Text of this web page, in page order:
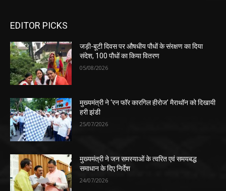
EDITOR PICKS
जड़ी-बूटी दिवस पर औषधीय पौधों के संरक्षण का दिया
संदेश, 100 पौधों का किया वितरण
05/08/2026
मुख्यमंत्री ने ‘रन फॉर कारगिल हीरोज’ मैराथॉन को दिखायी
हरी झंडी
25/07/2026
मुख्यमंत्री ने जन समस्याओं के त्वरित एवं समयबद्ध
समाधान के दिए निर्देश
24/07/2026